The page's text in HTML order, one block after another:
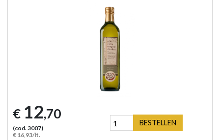
€ 12,70
(cod. 3007)
€ 16,93/lt.
BESTELLEN